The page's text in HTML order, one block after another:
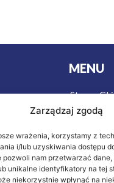
Zarządzaj zgodą
wrażenia, korzystamy z
i/lub uzyskiwania dostępu
pozwoli nam przetwarzać
unikalne identyfikatory na tej
niekorzystnie wpłynąć na
MENU
Strona
Wycieczki
O nas
Kontakt